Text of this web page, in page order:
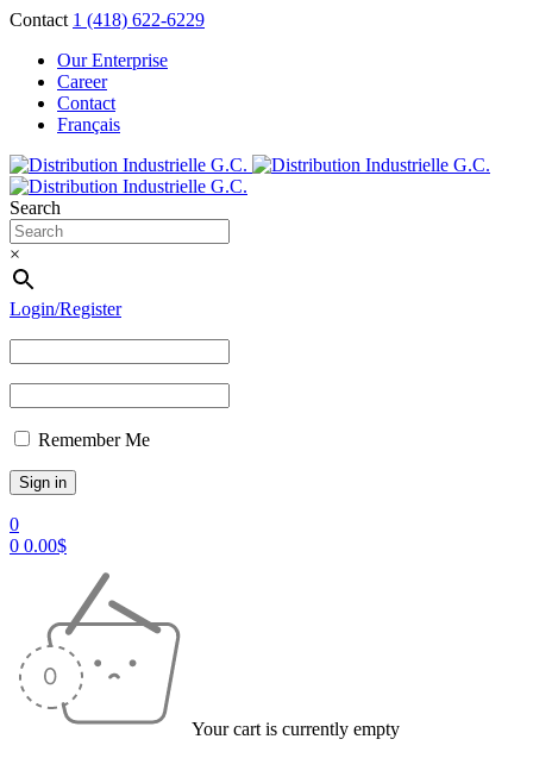
Contact 1 (418) 622-6229
Our Enterprise
Career
Contact
Français
Search
×
Login/Register
Remember Me
0
0 0.00$
Your cart is currently empty